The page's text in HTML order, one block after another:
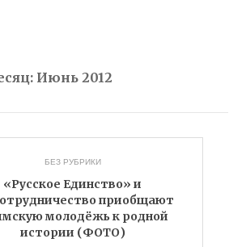
Июнь 2012
БЕЗ РУБРИКИ
«Русское Единство» и
приобщают
молодёжь к родной
истории (ФОТО)